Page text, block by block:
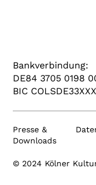
Bankverbindung:
DE84 3705 0198
BIC COLSDE33XXX
Presse &
Downloads
© 2024 Kölner